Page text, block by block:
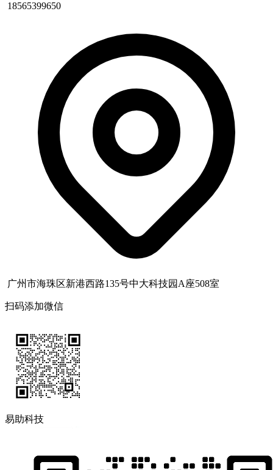
18565399650
广州市海珠区新港西路135号中大科技园A座508室
扫码添加微信
易助科技